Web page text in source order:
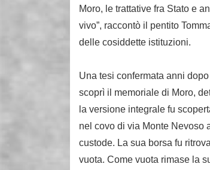
Moro, le trattative fra Stato e
vivo”, raccontò il pentito
delle cosiddette istituzioni.
Una tesi confermata anni
scoprì il memoriale di Moro,
la versione integrale fu
nel covo di via Monte Nevoso
custode. La sua borsa fu
vuota. Come vuota rimase la